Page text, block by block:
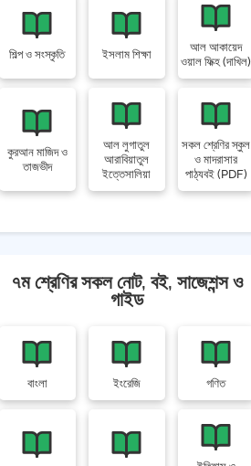
শিল্প ও সংস্কৃতি ইসলাম শিক্ষা
আল আকায়েদ
ওয়াল ফিক্হ (দাখিল)
কুরআন মাজিদ ও
তাজভীদ
আল লুগাতুল
আরাবিয়াতুল
ইত্তেসালিয়া
সকল শ্রেণির স্কুল
ও মাদরাসার
পাঠ্যবই (PDF)
৭ম শ্রেণির সকল নোট, বই, সাজেশন্স ও
গাইড
বাংলা ইংরেজি গণিত